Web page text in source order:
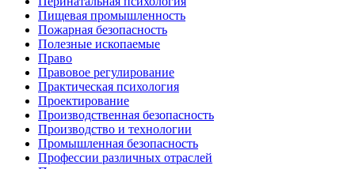
Пищевая промышленность
Пожарная безопасность
Полезные ископаемые
Право
Правовое регулирование
Практическая психология
Проектирование
Производственная безопасность
Производство и технологии
Промышленная безопасность
Профессии различных отраслей